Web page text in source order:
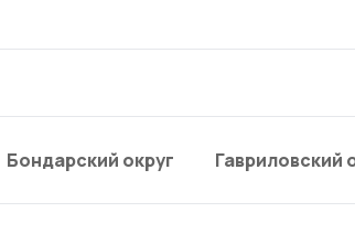
Бондарский округ Гавриловский